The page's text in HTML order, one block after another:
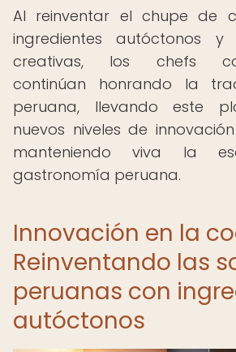
Al reinventar el chupe de
ingredientes autóctonos y
creativas, los chefs
continúan honrando la
peruana, llevando este
nuevos niveles de
manteniendo viva la
gastronomía peruana.
Innovación en la
Reinventando las
peruanas con
autóctonos